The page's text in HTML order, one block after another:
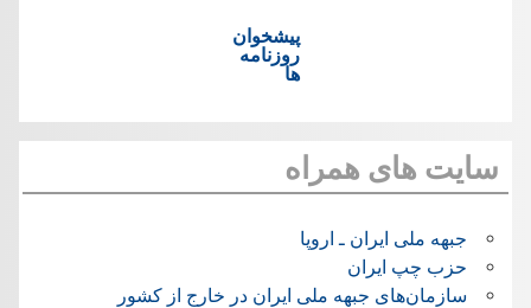
پیشخوان
روزنامه
ها
سایت های همراه
جبهه ملی ایران ـ اروپا
حزب چپ ایران
سازمان‌های جبهه ملی ایران در خارج از کشور